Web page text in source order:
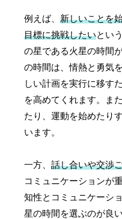
例えば、新しいことを
目標に挑戦したいとい
の星である火星の時間
の時間は、情熱と勇気
しい計画を実行に移す
を高めてくれます。ま
たり、運動を始めたり
います。
一方、話し合いや交渉
コミュニケーションが
知性とコミュニケーシ
星の時間を選ぶのが良